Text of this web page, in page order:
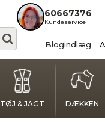
60667376
Kundeservice
Blogindlæg
TØJ & JAGT DÆKKEN